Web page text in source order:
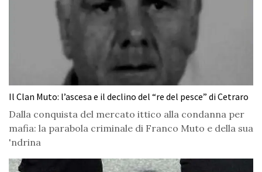
Il Clan Muto: l’ascesa e il declino del “re del pesce” di Cetraro
Dalla conquista del mercato ittico alla condanna per
mafia: la parabola criminale di Franco Muto e della sua
'ndrina